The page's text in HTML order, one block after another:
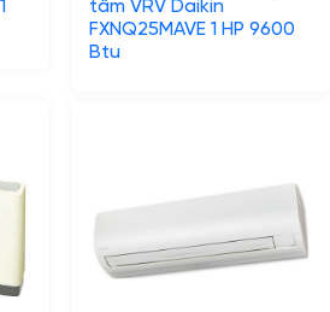
tâm VRV Daikin
FXNQ25MAVE 1 HP 9600
Btu